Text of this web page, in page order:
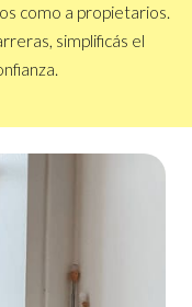
como a propietarios.
simplificás el